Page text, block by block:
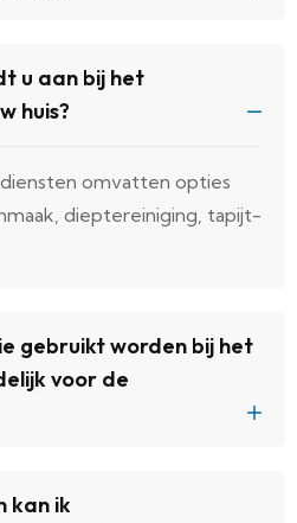
u aan bij het
huis?
omvatten opties
dieptereiniging, tapijt-
gebruikt worden bij het
voor de
kan ik